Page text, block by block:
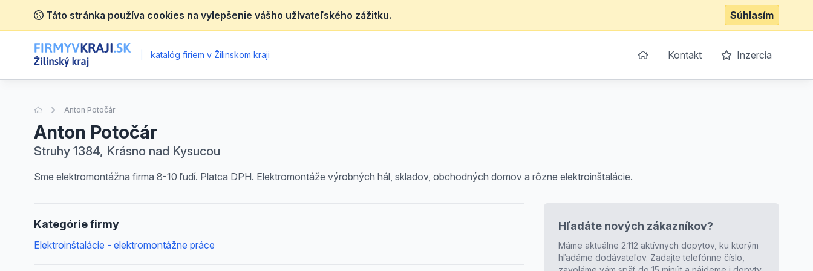
Táto stránka používa cookies na vylepšenie vášho užívateľského zážitku. Súhlasím
katalóg firiem v Žilinskom kraji Kontakt Inzercia
Úvodná stránka
Anton Potočár
Anton Potočár
Struhy 1384, Krásno nad Kysucou
Sme elektromontážna firma 8-10 ľudí. Platca DPH. Elektromontáže výrobných hál, skladov, obchodných domov a rôzne elektroinštalácie.
Kategórie firmy
Elektroinštalácie - elektromontážne práce
Hľadáte nových zákazníkov?
Máme aktuálne 2.112 aktívnych dopytov, ku ktorým
hľadáme dodávateľov. Zadajte telefónne číslo,